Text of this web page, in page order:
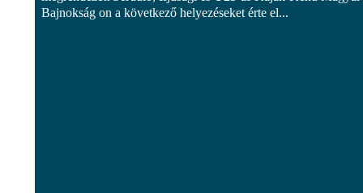
Bajnokság on a következő helyezéseket érte el...